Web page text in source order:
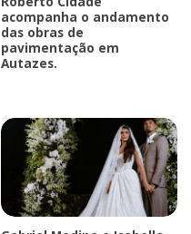
acompanha o andamento
das obras de
pavimentação em
Autazes.